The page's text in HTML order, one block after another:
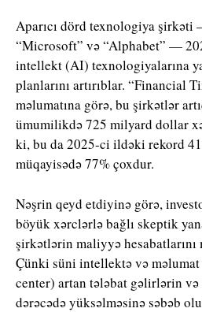
Aparıcı dörd texnologiya şirkəti
“Microsoft” və “Alphabet” —
intellekt (AI) texnologiyalarına
planlarını artırıblar. “Financial
məlumatına görə, bu şirkətlər
ümumilikdə 725 milyard dollar
ki, bu da 2025-ci ildəki rekord
müqayisədə 77% çoxdur.
Nəşrin qeyd etdiyinə görə,
böyük xərclərlə bağlı skeptik
şirkətlərin maliyyə hesabatlarını
Çünki süni intellektə və
center) artan tələbat gəlirlərin
dərəcədə yüksəlməsinə səbəb